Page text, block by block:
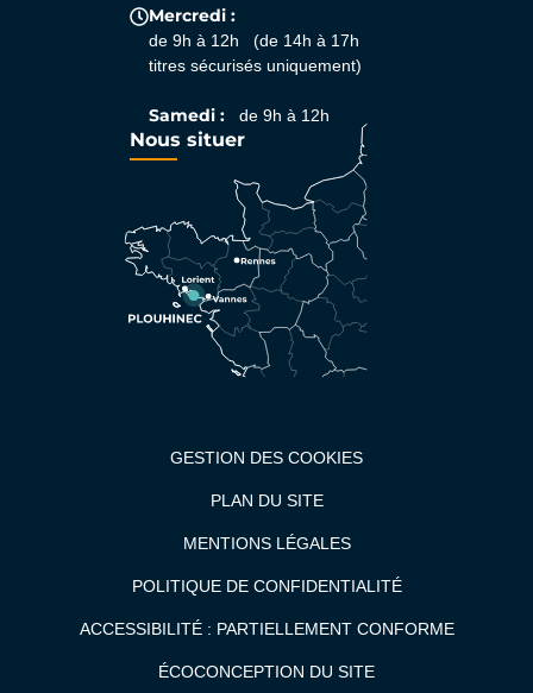
Mercredi :
de 9h à 12h (de 14h à 17h
titres sécurisés uniquement)
Samedi : de 9h à 12h
Nous situer
GESTION DES COOKIES
PLAN DU SITE
MENTIONS LÉGALES
POLITIQUE DE CONFIDENTIALITÉ
ACCESSIBILITÉ : PARTIELLEMENT CONFORME
ÉCOCONCEPTION DU SITE